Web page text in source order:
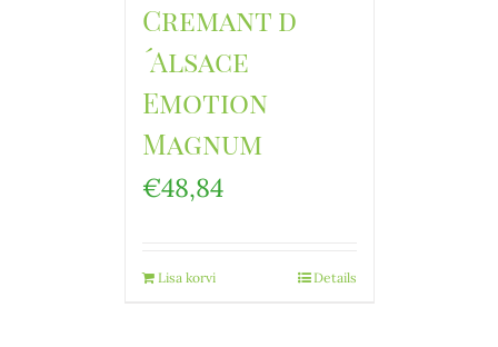
Cremant d
´Alsace
Emotion
Magnum
€48,84
Lisa korvi Details